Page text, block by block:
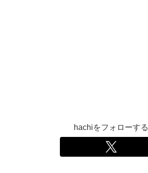
hachiをフォローする